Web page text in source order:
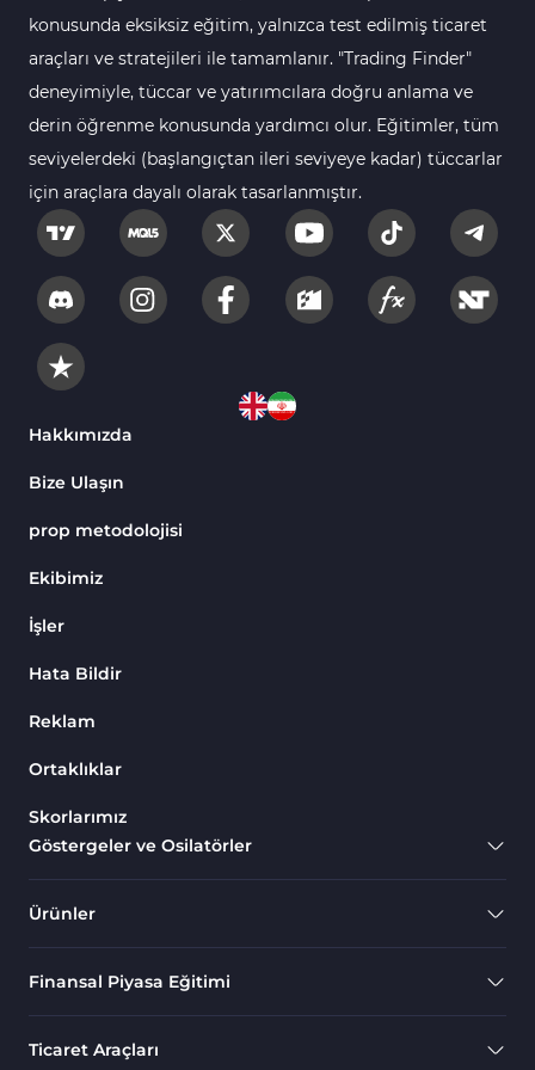
Göstergeleri
Intraday MT4 Göstergeleri 344
MetaTrader 4’te
DrawdownGöstergeleri
Binary Options MT4
Göstergeleri
Öncü MT4 Göstergeleri 75
Akıllı Para MT4 Göstergeleri 74
Destek ve Direnç MT4
Harmonik MT4 Göstergeleri
Aşırı Alım ve Aşırı Satım MT4
Göstergeleri
MetaTrader 4 için Fibonacci
Göstergeleri
Bantlar ve Kanallar MT4
Göstergeleri
Kurumsal Hisse Piyasası MT4
MT4 için Hareketli Göstergeleri
Scalping MT4 Göstergeleri
Göstergeleri
konusunda eksiksiz eğitim, yalnızca test edilmiş ticaret
araçları ve stratejileri ile tamamlanır. "Trading Finder"
deneyimiyle, tüccar ve yatırımcılara doğru anlama ve
derin öğrenme konusunda yardımcı olur. Eğitimler, tüm
seviyelerdeki (başlangıçtan ileri seviyeye kadar) tüccarlar
için araçlara dayalı olarak tasarlanmıştır.
Hakkımızda
Bize Ulaşın
prop metodolojisi
Ekibimiz
İşler
Hata Bildir
Reklam
Ortaklıklar
Skorlarımız
Göstergeler ve Osilatörler
Ürünler
Finansal Piyasa Eğitimi
Ticaret Araçları